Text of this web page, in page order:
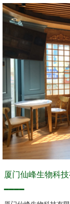
厦门仙峰生物科技
━━━━